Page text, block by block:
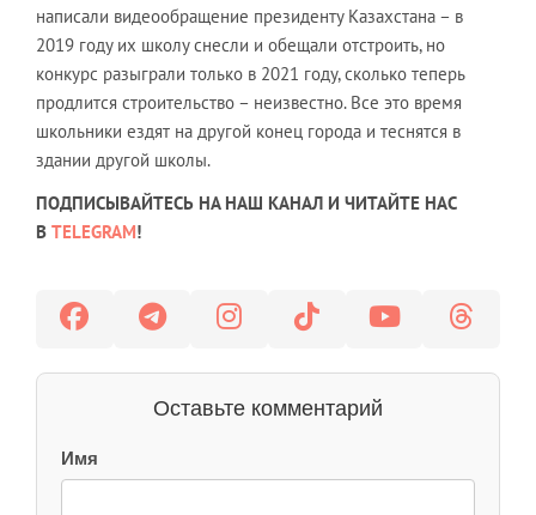
написали видеообращение президенту Казахстана – в
2019 году их школу снесли и обещали отстроить, но
конкурс разыграли только в 2021 году, сколько теперь
продлится строительство – неизвестно. Все это время
школьники ездят на другой конец города и теснятся в
здании другой школы.
ПОДПИСЫВАЙТЕСЬ НА НАШ КАНАЛ И ЧИТАЙТЕ НАС
В TELEGRAM!
Оставьте комментарий
Имя